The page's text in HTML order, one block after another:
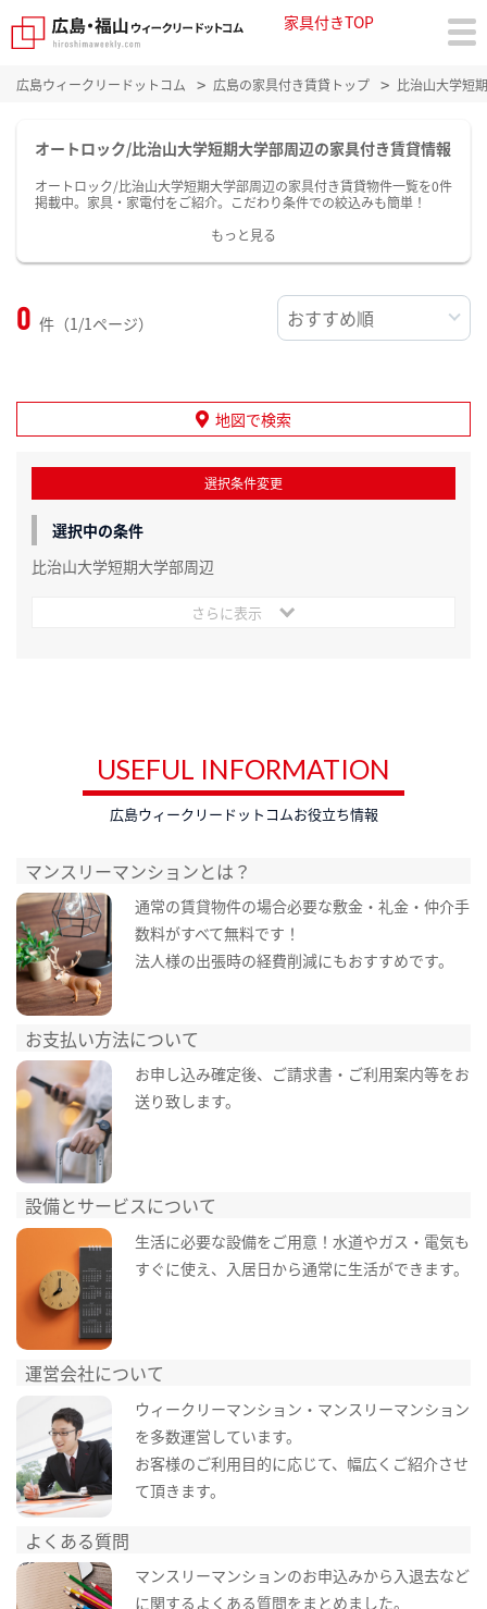
家具付きTOP
広島ウィークリードットコム 広島の家具付き賃貸トップ 比治山大学短
オートロック/比治山大学短期大学部周辺の家具付き賃貸情報
オートロック/比治山大学短期大学部周辺の家具付き賃貸物件一覧を0件
掲載中。家具・家電付をご紹介。こだわり条件での絞込みも簡単！
もっと見る
0 件（1/1ページ）
地図で検索
選択条件変更
選択中の条件
比治山大学短期大学部周辺
さらに表示
USEFUL INFORMATION
広島ウィークリードットコムお役立ち情報
マンスリーマンションとは？
通常の賃貸物件の場合必要な敷金・礼金・仲介手
数料がすべて無料です！
法人様の出張時の経費削減にもおすすめです。
お支払い方法について
お申し込み確定後、ご請求書・ご利用案内等をお
送り致します。
設備とサービスについて
生活に必要な設備をご用意！水道やガス・電気も
すぐに使え、入居日から通常に生活ができます。
運営会社について
ウィークリーマンション・マンスリーマンション
を多数運営しています。
お客様のご利用目的に応じて、幅広くご紹介させ
て頂きます。
よくある質問
マンスリーマンションのお申込みから入退去など
に関するよくある質問をまとめました。